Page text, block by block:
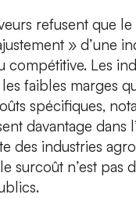
refusent que
» d’une
compétitive. Les
faibles marges
spécifiques,
davantage dans
des industries
surcoût n’est pas